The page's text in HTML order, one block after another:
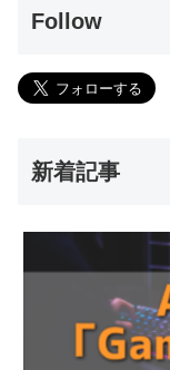
Follow
新着記事